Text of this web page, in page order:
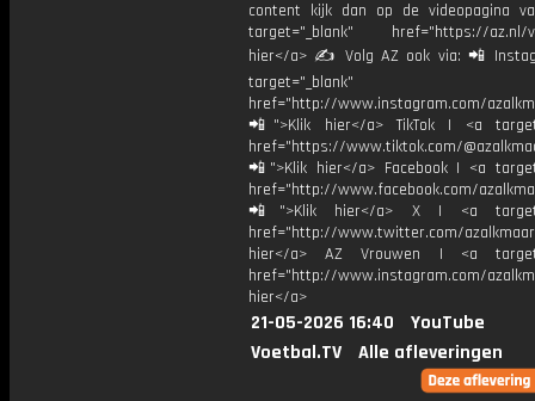
content kijk dan op de videopagina
target="_blank" href="https://az.nl/
hier</a> ✍ Volg AZ ook via: 📲
target="_blank"
href="http://www.instagram.com/
📲">Klik hier</a> TikTok | <a
href="https://www.tiktok.com/
📲">Klik hier</a> Facebook | <a
href="http://www.facebook.com/
📲">Klik hier</a> X | <a
href="http://www.twitter.com/
hier</a> AZ Vrouwen | <a
href="http://www.instagram.com/
hier</a>
21-05-2026 16:40
YouTube
Voetbal.TV
Alle afleveringen